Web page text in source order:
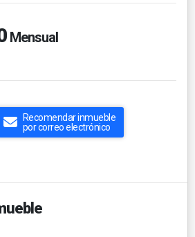
Mensual
Recomendar inmueble
por correo electrónico